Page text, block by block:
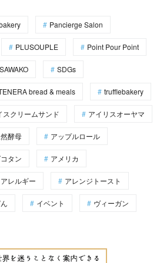
Pancierge Salon
PLUSOUPLE Point Pour Point
SAWAKO SDGs
bread & meals trufflebakery
スクリームサンド アイリスオーヤマ
酵母 アップルロール
タン アメリカ
アレルギー アレンジトースト
イベント ヴィーガン